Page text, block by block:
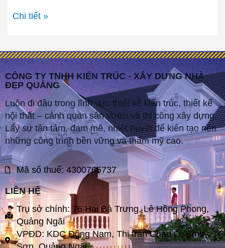
Chi tiết »
CÔNG TY TNHH KIẾN TRÚC - XÂY DỰNG NHÀ
ĐẸP QUẢNG
Luôn đi đầu trong lĩnh vực thiết kế kiến trúc, thiết kế
nội thất – cảnh quan sân vườn và thi công xây dựng.
Lấy sự tận tâm, đam mê, nhiệt huyết để kiến tạo nên
những công trình bền vững và thẩm mỹ cao.
Mã số thuế: 4300765737
LIÊN HỆ
Trụ sở chính: 76 Hai Bà Trưng, Lê Hồng Phong,
Quảng Ngãi
VPĐD: KDC Đông Nam, Thị trấn Châu Ổ, Bình